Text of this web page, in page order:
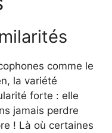
comme le
la variété
forte : elle
jamais perdre
! Là où certaines